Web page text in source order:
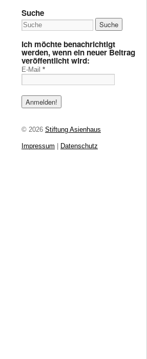
Suche
Ich möchte benachrichtigt
werden, wenn ein neuer Beitrag
veröffentlicht wird:
E-Mail *
© 2026 Stiftung Asienhaus
Impressum Datenschutz